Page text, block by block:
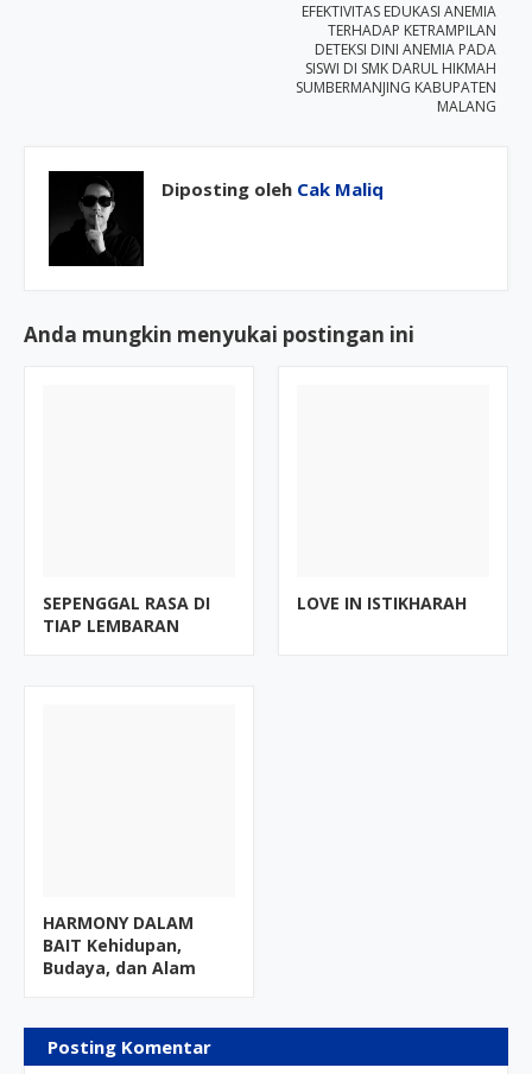
EFEKTIVITAS EDUKASI ANEMIA
TERHADAP KETRAMPILAN
DETEKSI DINI ANEMIA PADA
SISWI DI SMK DARUL HIKMAH
SUMBERMANJING KABUPATEN
MALANG
Diposting oleh Cak Maliq
Anda mungkin menyukai postingan ini
SEPENGGAL RASA DI
TIAP LEMBARAN
LOVE IN ISTIKHARAH
HARMONY DALAM
BAIT Kehidupan,
Budaya, dan Alam
Posting Komentar